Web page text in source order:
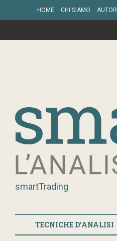
HOME CHI SIAMO AUTORI
smartTrading
TECNICHE D'ANALISI